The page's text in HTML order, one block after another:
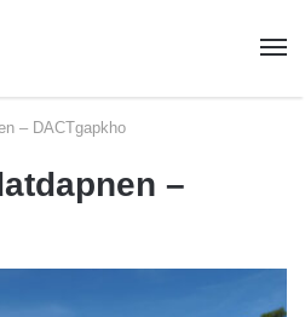
– DACTgapkho
–